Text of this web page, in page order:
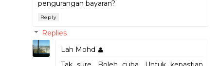
pengurangan bayaran?
Reply
Replies
Lah Mohd